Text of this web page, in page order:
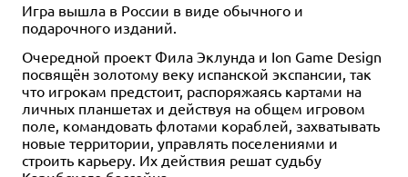
Игра вышла в России в виде обычного и
подарочного изданий.
Очередной проект Фила Эклунда и Ion Game Design
посвящён золотому веку испанской экспансии, так
что игрокам предстоит, распоряжаясь картами на
личных планшетах и действуя на общем игровом
поле, командовать флотами кораблей, захватывать
новые территории, управлять поселениями и
строить карьеру. Их действия решат судьбу